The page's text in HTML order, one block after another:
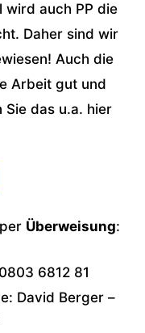
wird auch PP die
Daher sind wir
Auch die
Arbeit gut und
das u.a. hier
Überweisung:
6812 81
David Berger –